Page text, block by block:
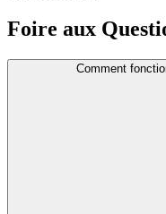
Foire aux
Comment